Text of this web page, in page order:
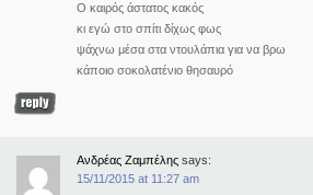
Ο καιρός άστατος κακός
κι εγώ στο σπίτι δίχως φως
ψάχνω μέσα στα ντουλάπια για να βρω
κάποιο σοκολατένιο θησαυρό
Ανδρέας Ζαμπέλης says:
15/11/2015 at 11:27 am